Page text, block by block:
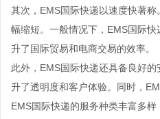
其次，EMS国际快递以速度快著
幅缩短。一般情况下，EMS国际
升了国际贸易和电商交易的效率。
此外，EMS国际快递还具备良好
升了透明度和客户体验。同时，
EMS国际快递的服务种类丰富多